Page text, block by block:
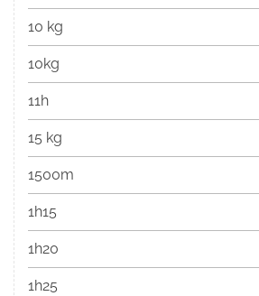
10 kg
10kg
11h
15 kg
1500m
1h15
1h20
1h25